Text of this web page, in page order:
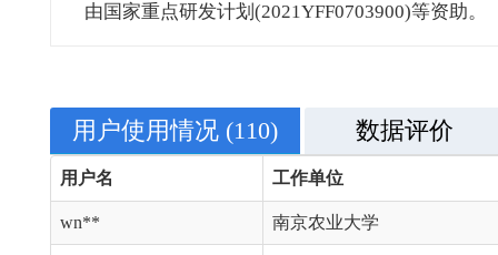
由国家重点研发计划(2021YFF0703900)等资助。
用户使用情况 (110) 数据评价
用户名 工作单位
wn** 南京农业大学